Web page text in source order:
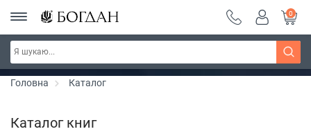
РОЗПРОДАЖ ~ 150 грн ~ 200 грн ~ 250 грн ~
300 грн ~ РОЗПРОДАЖ
Дізнатись більше
0
Головна Каталог
Каталог книг